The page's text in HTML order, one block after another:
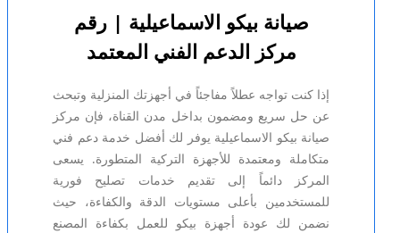
صيانة بيكو الاسماعيلية | رقم
مركز الدعم الفني المعتمد
إذا كنت تواجه عطلاً مفاجئاً في أجهزتك المنزلية وتبحث
عن حل سريع ومضمون بداخل مدن القناة، فإن مركز
صيانة بيكو الاسماعيلية يوفر لك أفضل خدمة دعم فني
متكاملة ومعتمدة للأجهزة التركية المتطورة. يسعى
المركز دائماً إلى تقديم خدمات تصليح فورية
للمستخدمين بأعلى مستويات الدقة والكفاءة، حيث
نضمن لك عودة أجهزة بيكو للعمل بكفاءة المصنع